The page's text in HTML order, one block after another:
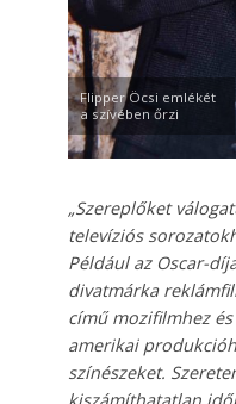
Flipper Öcsi emlékét
a szívében őrzi
„Szereplőket
televíziós
Például az Oscar-
divatmárka
című mozifilmhez
amerikai
színészeket.